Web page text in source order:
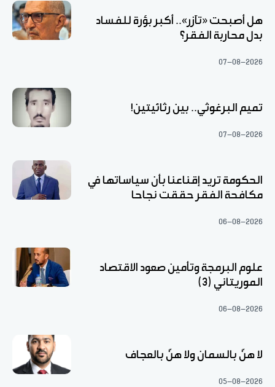
هل أصبحت «تآزر».. أكبر بؤرة للفساد
بدل محاربة الفقر؟
07-08-2026
تميم البرغوثي.. بين رثائيتين!
07-08-2026
الحكومة تريد إقناعنا بأن سياساتها في
مكافحة الفقر حققت نجاحا
06-08-2026
علوم البرمجة وتأمين صعود الاقتصاد
الموريتاني (3)
06-08-2026
لا هنّ بالسمان ولا هنّ بالعجاف
05-08-2026